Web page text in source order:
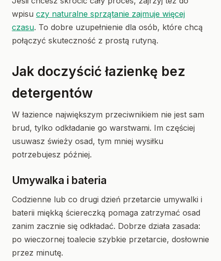
wpisu czy naturalne sprzątanie zajmuje więcej
czasu. To dobre uzupełnienie dla osób, które chcą
połączyć skuteczność z prostą rutyną.
Jak doczyścić łazienkę bez
detergentów
W łazience największym przeciwnikiem nie jest sam
brud, tylko odkładanie go warstwami. Im częściej
usuwasz świeży osad, tym mniej wysiłku
potrzebujesz później.
Umywalka i bateria
Codzienne lub co drugi dzień przetarcie umywalki i
baterii miękką ściereczką pomaga zatrzymać osad
zanim zacznie się odkładać. Dobrze działa zasada:
po wieczornej toalecie szybkie przetarcie, dosłownie
przez minutę.